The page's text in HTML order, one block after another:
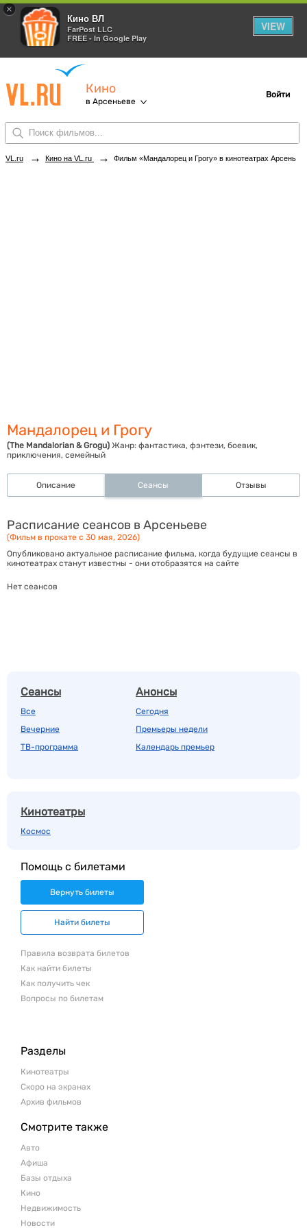
×
Кино ВЛ
FarPost LLC
FREE - In Google Play
VIEW
Кино
в Арсеньеве
Войти
VL.ru → Кино на VL.ru → Фильм «Мандалорец и Грогу» в кинотеатрах Арсеньева. Купить билеты!
Мандалорец и Грогу
(The Mandalorian & Grogu) Жанр: фантастика, фэнтези, боевик,
приключения, семейный
Описание Сеансы Отзывы
Расписание сеансов в Арсеньеве
(Фильм в прокате с 30 мая, 2026)
Опубликовано актуальное расписание фильма, когда будущие сеансы в
кинотеатрах станут известны - они отобразятся на сайте
Нет сеансов
Сеансы
Все
Вечерние
ТВ-программа
Анонсы
Сегодня
Премьеры недели
Календарь премьер
Кинотеатры
Космос
Помощь с билетами
Вернуть билеты
Найти билеты
Правила возврата билетов
Как найти билеты
Как получить чек
Вопросы по билетам
Разделы
Кинотеатры
Скоро на экранах
Архив фильмов
Смотрите также
Авто
Афиша
Базы отдыха
Кино
Недвижимость
Новости